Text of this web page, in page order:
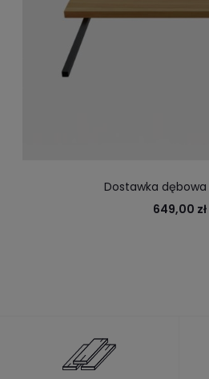
Dostawka dębowa
649,00 zł